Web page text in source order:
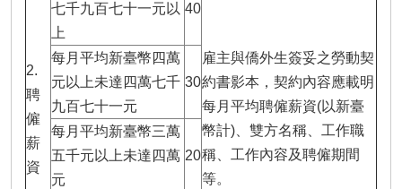
2.
聘
僱
薪
資
七千九百七十一元以
上
40
雇主與僑外生簽妥之勞動契
約書影本，契約內容應載明
每月平均聘僱薪資(以新臺
幣計)、雙方名稱、工作職
稱、工作內容及聘僱期間
等。
每月平均新臺幣四萬
元以上未達四萬七千
九百七十一元
30
每月平均新臺幣三萬
五千元以上未達四萬
元
20